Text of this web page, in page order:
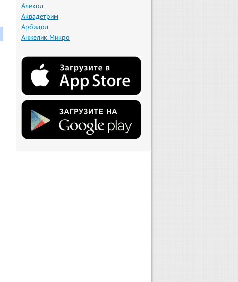
Алекол
Аквадетрим
Арбидол
Анжелик Микро